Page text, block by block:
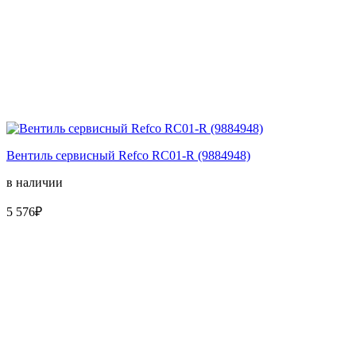
Вентиль сервисный Refco RC01-R (9884948)
в наличии
5 576₽